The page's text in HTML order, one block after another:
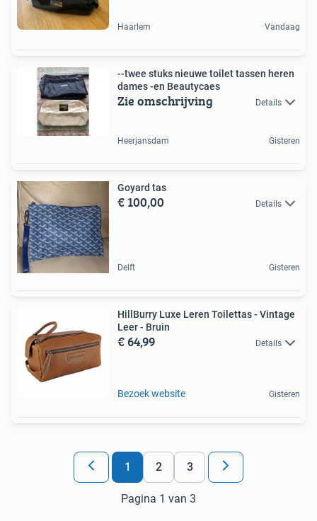
Haarlem Vandaag
--twee stuks nieuwe toilet tassen heren
dames -en Beautycaes
Zie omschrijving Details
Heerjansdam Gisteren
Goyard tas
€ 100,00 Details
Delft Gisteren
HillBurry Luxe Leren Toilettas - Vintage
Leer - Bruin
€ 64,99 Details
Bezoek website Gisteren
1 2 3
Pagina 1 van 3